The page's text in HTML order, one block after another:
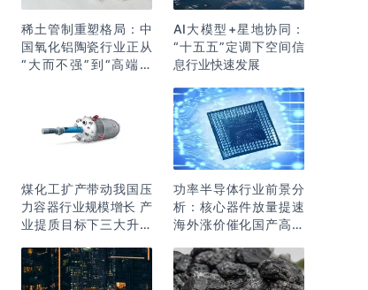
稀土管制重塑格局：中
国氧化铝陶瓷行业正从
“大而不强”到“高端突
AI大模型+星地协同：
“十五五”定调下空间信
息行业快速发展
煤化工扩产带动我国压
力容器行业规模增长 产
业提质目标下三大升级
功率半导体行业前景分
析：核心器件放量提速
海外涨价催化国产高端